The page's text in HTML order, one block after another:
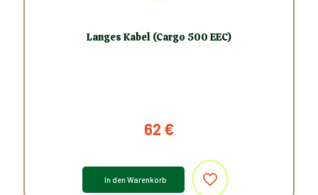
Langes Kabel (Cargo 500 EEC)
62€
In den Warenkorb